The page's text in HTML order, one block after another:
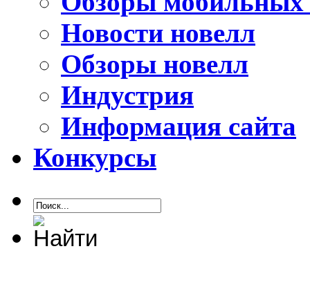
Новости новелл
Обзоры новелл
Индустрия
Информация сайта
Конкурсы